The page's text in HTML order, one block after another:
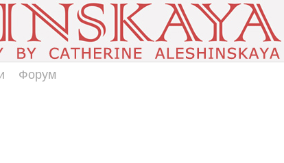
Форум